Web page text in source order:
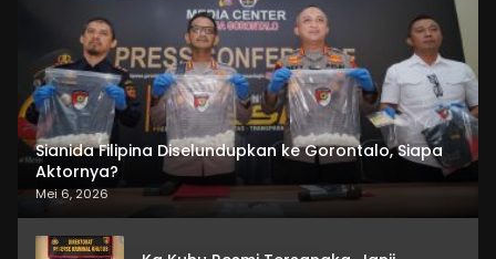
Sianida Filipina Diselundupkan ke Gorontalo, Siapa
Aktornya?
Mei 6, 2026